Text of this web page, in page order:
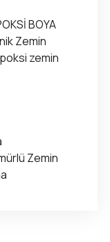
BOYA
Zemin
zemin
Zemin